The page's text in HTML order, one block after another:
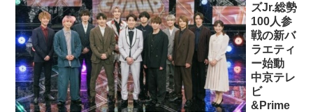
ズJr.総勢
100人参
戦の新バ
ラエティ
ー始動
中京テレ
ビ
&Prime